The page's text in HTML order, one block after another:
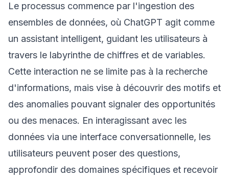
Le processus commence par l'ingestion des
ensembles de données, où ChatGPT agit comme
un assistant intelligent, guidant les utilisateurs à
travers le labyrinthe de chiffres et de variables.
Cette interaction ne se limite pas à la recherche
d'informations, mais vise à découvrir des motifs et
des anomalies pouvant signaler des opportunités
ou des menaces. En interagissant avec les
données via une interface conversationnelle, les
utilisateurs peuvent poser des questions,
approfondir des domaines spécifiques et recevoir